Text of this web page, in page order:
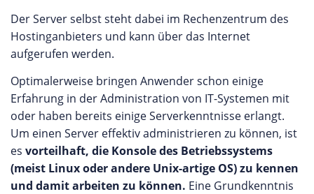
Der Server selbst steht dabei im Rechenzentrum des
Hostinganbieters und kann über das Internet
aufgerufen werden.
Optimalerweise bringen Anwender schon einige
Erfahrung in der Administration von IT-Systemen mit
oder haben bereits einige Serverkenntnisse erlangt.
Um einen Server effektiv administrieren zu können, ist
es vorteilhaft, die Konsole des Betriebssystems
(meist Linux oder andere Unix-artige OS) zu kennen
und damit arbeiten zu können. Eine Grundkenntnis